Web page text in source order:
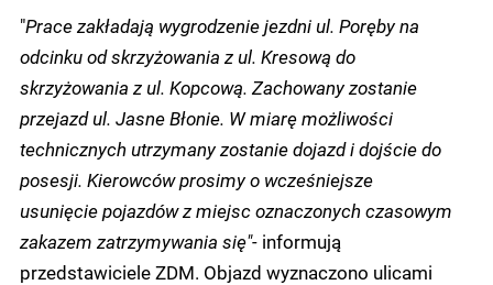
"Prace zakładają wygrodzenie jezdni ul. Poręby na
odcinku od skrzyżowania z ul. Kresową do
skrzyżowania z ul. Kopcową. Zachowany zostanie
przejazd ul. Jasne Błonie. W miarę możliwości
technicznych utrzymany zostanie dojazd i dojście do
posesji. Kierowców prosimy o wcześniejsze
usunięcie pojazdów z miejsc oznaczonych czasowym
zakazem zatrzymywania się"- informują
przedstawiciele ZDM. Objazd wyznaczono ulicami